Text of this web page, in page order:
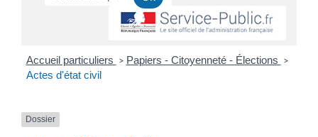
Accueil particuliers > Papiers - Citoyenneté - Élections >
Actes d'état civil
Dossier